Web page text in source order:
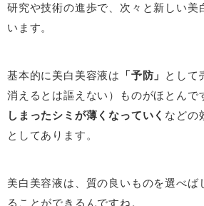
研究や技術の進歩で、次々と新しい美
います。
基本的に美白美容液は 「予防」
として
消えるとは謳えない）ものがほとんで
しまったシミが薄くなっていく などの
としてあります。
美白美容液は、質の良いものを選べば
ることができるんですね。